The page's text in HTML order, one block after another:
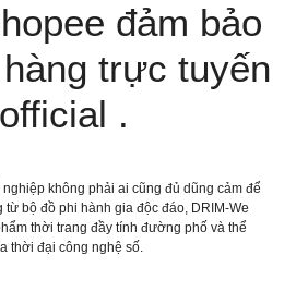
đảm bảo
trực tuyến
.
không phải ai cũng đủ dũng cảm để
bộ đồ phi hành gia độc đáo, DRIM-We
thời trang đầy tính đường phố và thể
thời đại công nghệ số.